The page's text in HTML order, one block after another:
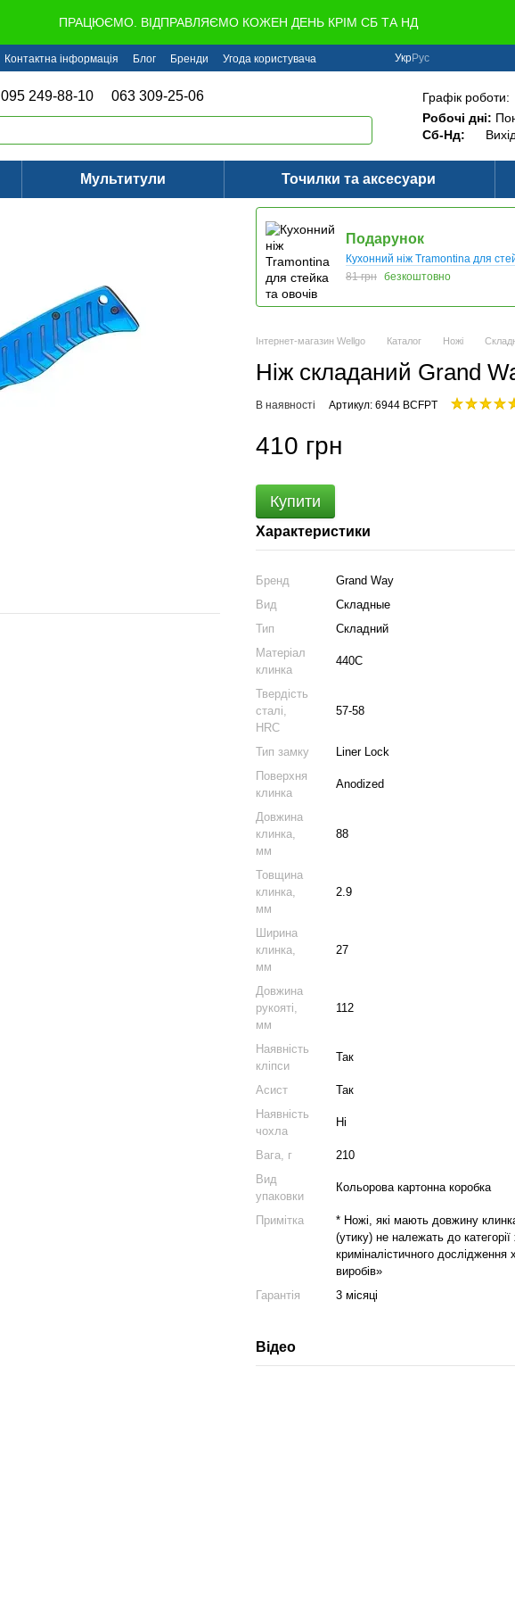
ПРАЦЮЄМО. ВІДПРАВЛЯЄМО КОЖЕН ДЕНЬ КРІМ СБ ТА НД
Контактна інформація Блог Бренди Угода користувача УкрРус
095 249-88-10 063 309-25-06
Графік роботи:
Робочі дні:
Сб-Нд:
Мультитули Точилки та аксесуари
Подарунок
Кухонний ніж Tramontina для
81 грн безкоштовно
Інтернет-магазин Wellgo Каталог Ножі
Ніж складаний Grand
В наявності Артикул: 6944 BCFPT
410 грн
Купити
Характеристики
Бренд
Grand Way
Вид
Складные
Тип
Складний
Матеріал
клинка
440C
Твердість
сталі,
HRC
57-58
Тип замку
Liner Lock
Поверхня
клинка
Anodized
Довжина
клинка,
мм
88
Товщина
клинка,
мм
2.9
Ширина
клинка,
мм
27
Довжина
рукояті,
мм
112
Наявність
кліпси
Так
Асист
Так
Наявність
чохла
Ні
Вага, г
210
Вид
упаковки
Кольорова картонна коробка
Примітка
* Ножі, які мають довжину
(утику) не належать до
криміналістичного
виробів»
Гарантія
3 місяці
Відео